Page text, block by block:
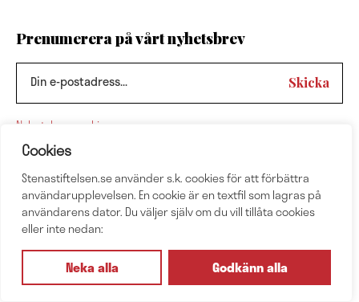
Cookies
Stenastiftelsen.se använder s.k. cookies för att förbättra
användarupplevelsen. En cookie är en textfil som lagras på
användarens dator. Du väljer själv om du vill tillåta cookies
eller inte nedan:
Neka alla Godkänn alla
Prenumerera på vårt nyhetsbrev
Nyhetsbrevsarkiv
Följ oss